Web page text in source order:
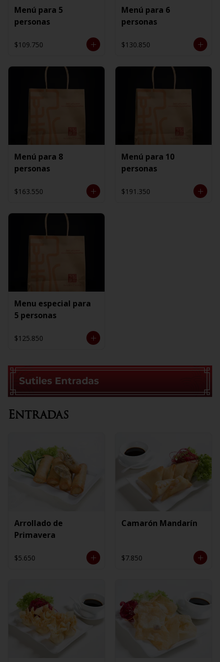
Menú para 5
personas
$109.750
Menú para 6
personas
$130.850
Menú para 8
personas
$163.550
Menú para 10
personas
$191.350
Menu especial para
5 personas
$125.850
Entradas
Arrollado de
Primavera
$5.650
Camarón Mandarín
$7.850